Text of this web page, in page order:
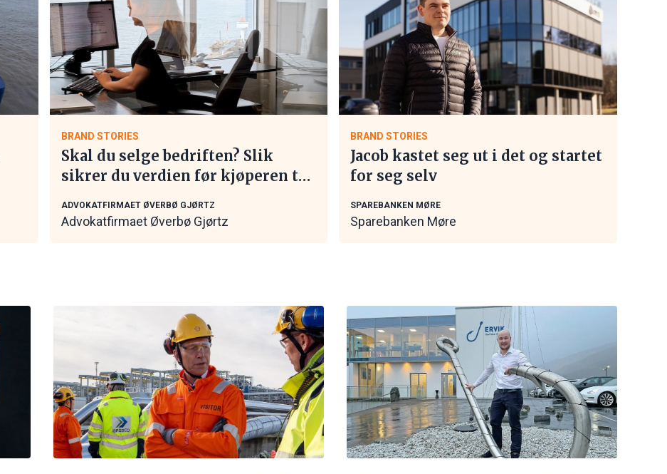
BRAND STORIES
Skal du selge bedriften? Slik
sikrer du verdien før kjøperen tar
ADVOKATFIRMAET ØVERBØ GJØRTZ
Advokatfirmaet Øverbø Gjørtz
BRAND STORIES
Jacob kastet seg ut i det og startet
for seg selv
SPAREBANKEN MØRE
Sparebanken Møre